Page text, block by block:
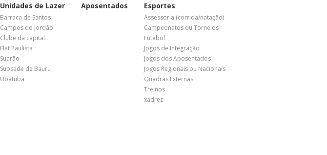
Unidades de Lazer
Barraca de Santos
Campos do Jordão
Clube da capital
Flat Paulista
Suarão
Subsede de Bauru
Ubatuba
Aposentados Esportes
Assessoria (corrida/natação)
Campeonatos ou Torneios
Futebol
Jogos de Integração
Jogos dos Aposentados
Jogos Regionais ou Nacionais
Quadras Externas
Treinos
xadrez